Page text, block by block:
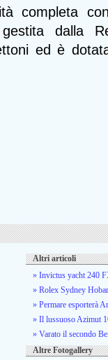
completa
dalla
ed è
Altri articoli
» Invictus yacht 240
» Rolex Sydney
» Permare esporterà
» Il lussuoso Azimut
» Varato il secondo
Altre Fotogallery